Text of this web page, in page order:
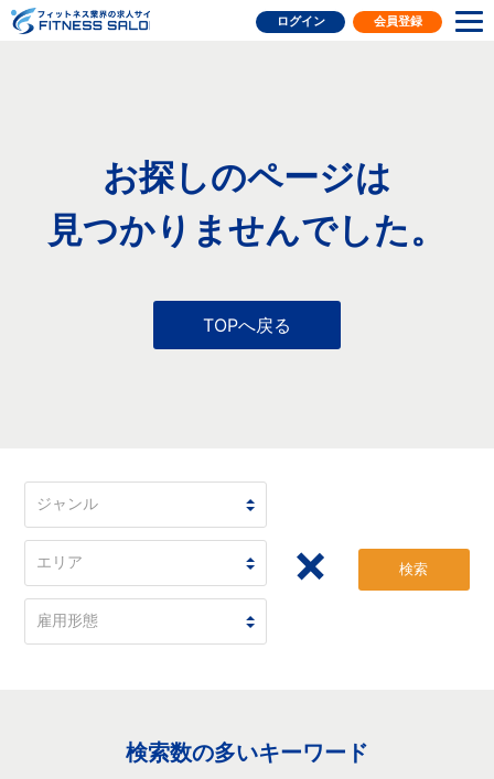
フィットネス業界の求人
ログイン 会員登録
お探しのページは
見つかりませんでした。
TOPへ戻る
検索
検索数の多いキーワード